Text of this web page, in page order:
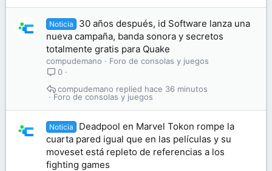
Noticia
30 años después, id Software lanza una
nueva campaña, banda sonora y secretos
totalmente gratis para Quake
compudemano
Foro de consolas y juegos
0
Foro de consolas y juegos
hace 36 minutos
compudemano
Noticia
Deadpool en Marvel Tokon rompe la
cuarta pared igual que en las películas y su
moveset está repleto de referencias a los
fighting games